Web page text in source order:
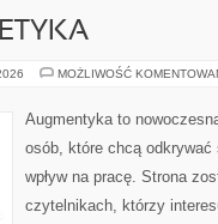
MOŻLIWOŚĆ
Augmentyka to
osób, które chcą
wpływ na pracę. Strona
czytelnikach, którzy